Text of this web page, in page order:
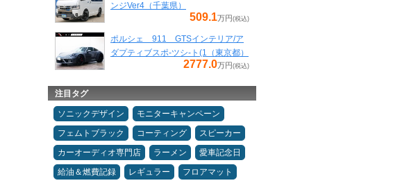
ンジVer4（千葉県）
509.1万円 (税込)
ポルシェ 911 GTSインテリア/ア
ダプティブスポ-ツシ-ト(1（東京都）
2777.0万円 (税込)
注目タグ
ソニックデザイン
モニターキャンペーン
フェムトブラック
コーティング
スピーカー
カーオーディオ専門店
ラーメン
愛車記念日
給油＆燃費記録
レギュラー
フロアマット